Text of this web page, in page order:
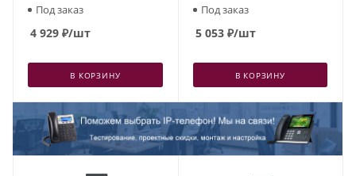
Под заказ
4 929 ₽/шт
В КОРЗИНУ
Под заказ
5 053₽/шт
В КОРЗИНУ